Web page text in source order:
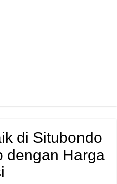
di Situbondo
dengan Harga